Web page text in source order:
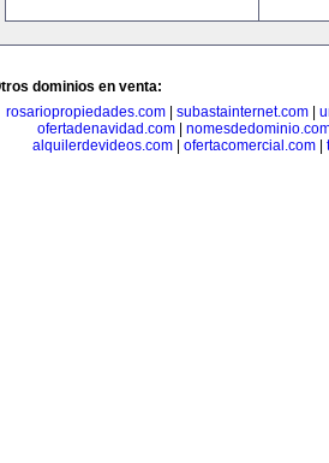
dominios en venta:
rosariopropiedades.com| subastainternet.com|
ofertadenavidad.com|
alquilerdevideos.com
ofertacomercial.com